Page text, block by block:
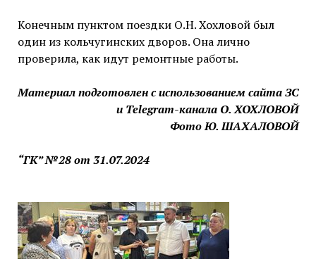
Конечным пунктом поездки О.Н. Хохловой был
один из кольчугинских дворов. Она лично
проверила, как идут ремонтные работы.
Материал подготовлен с использованием сайта ЗС
и Telegram-канала О. ХОХЛОВОЙ
Фото Ю. ШАХАЛОВОЙ
“ГК” №28 от 31.07.2024